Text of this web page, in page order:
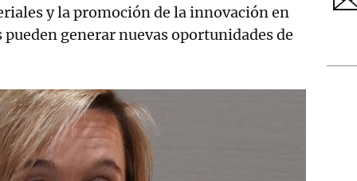
y la promoción de la innovación en
generar nuevas oportunidades de